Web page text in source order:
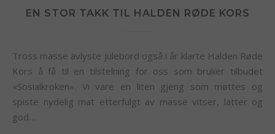
EN STOR TAKK TIL HALDEN RØDE KORS
Tross masse avlyste julebord også i år klarte Halden Røde
Kors å få til en tilstelning for oss som bruker tilbudet
«Sosialkroken». Vi vare en liten gjeng som møttes og
spiste nydelig mat etterfulgt av masse vitser, latter og
god…